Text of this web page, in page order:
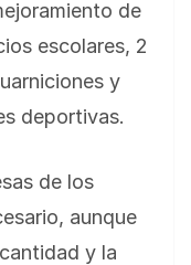
de
escolares, 2
y
deportivas.
de los
aunque
y la